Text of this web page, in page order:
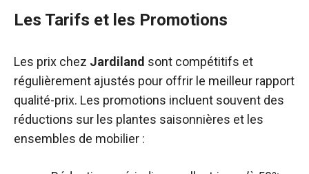
Les Tarifs et les Promotions
Les prix chez Jardiland sont compétitifs et
régulièrement ajustés pour offrir le meilleur rapport
qualité-prix. Les promotions incluent souvent des
réductions sur les plantes saisonnières et les
ensembles de mobilier :